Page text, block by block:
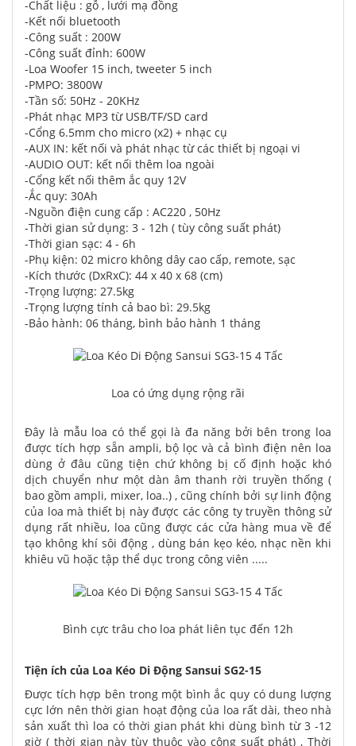
-Chất liệu : gỗ , lưới mạ đồng
-Kết nối bluetooth
-Công suất : 200W
-Công suất đỉnh: 600W
-Loa Woofer 15 inch, tweeter 5 inch
-PMPO: 3800W
-Tần số: 50Hz - 20KHz
-Phát nhạc MP3 từ USB/TF/SD card
-Cổng 6.5mm cho micro (x2) + nhạc cụ
-AUX IN: kết nối và phát nhạc từ các thiết bị ngoại vi
-AUDIO OUT: kết nối thêm loa ngoài
-Cổng kết nối thêm ắc quy 12V
-Ắc quy: 30Ah
-Nguồn điện cung cấp : AC220 , 50Hz
-Thời gian sử dụng: 3 - 12h ( tùy công suất phát)
-Thời gian sạc: 4 - 6h
-Phụ kiện: 02 micro không dây cao cấp, remote, sạc
-Kích thước (DxRxC): 44 x 40 x 68 (cm)
-Trọng lượng: 27.5kg
-Trọng lượng tính cả bao bì: 29.5kg
-Bảo hành: 06 tháng, bình bảo hành 1 tháng
Loa có ứng dụng rộng rãi
Đây là mẫu loa có thể gọi là đa năng bởi bên trong loa
được tích hợp sẵn ampli, bộ lọc và cả bình điện nên loa
dùng ở đâu cũng tiện chứ không bị cố định hoặc khó
dịch chuyển như một dàn âm thanh rời truyền thống (
bao gồm ampli, mixer, loa..) , cũng chính bởi sự linh động
của loa mà thiết bị này được các công ty truyền thông sử
dụng rất nhiều, loa cũng được các cửa hàng mua về để
tạo không khí sôi động , dùng bán kẹo kéo, nhạc nền khi
khiêu vũ hoặc tập thể dục trong công viên .....
Bình cực trâu cho loa phát liên tục đến 12h
Tiện ích của Loa Kéo Di Động Sansui SG2-15
Được tích hợp bên trong một bình ắc quy có dung lượng
cực lớn nên thời gian hoạt động của loa rất dài, theo nhà
sản xuất thì loa có thời gian phát khi dùng bình từ 3 -12
giờ ( thời gian này tùy thuộc vào công suất phát) , Thời